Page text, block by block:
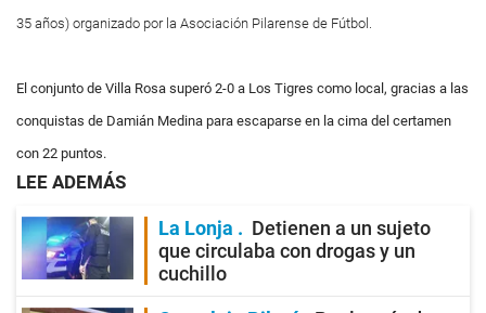
35 años) organizado por la Asociación Pilarense de Fútbol.
El conjunto de Villa Rosa superó 2-0 a Los Tigres como local, gracias a las
conquistas de Damián Medina para escaparse en la cima del certamen
con 22 puntos.
LEE ADEMÁS
La Lonja
Detienen a un sujeto
que circulaba con drogas y un
cuchillo